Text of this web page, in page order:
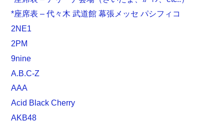
*座席表 – 代々木 武道館 幕張メッセ パシフィコ
2NE1
2PM
9nine
A.B.C-Z
AAA
Acid Black Cherry
AKB48